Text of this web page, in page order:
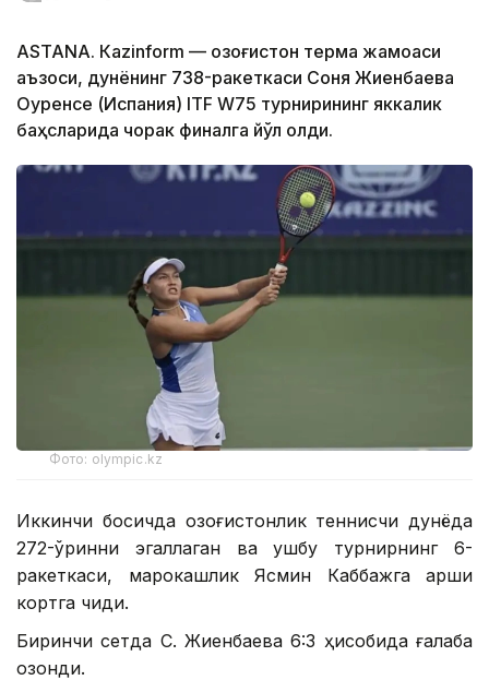
ASTANА. Кazinform — Қозоғистон терма жамоаси
аъзоси, дунёнинг 738-ракеткаси Соня Жиенбаева
Оуренсе (Испания) ITF W75 турнирининг яккалик
баҳсларида чорак финалга йўл олди.
Фото: olympic.kz
Иккинчи босқичда қозоғистонлик теннисчи дунёда
272-ўринни эгаллаган ва ушбу турнирнинг 6-
ракеткаси, марокашлик Ясмин Каббажга қарши
кортга чиқди.
Биринчи сетда С. Жиенбаева 6:3 ҳисобида ғалаба
қозонди.